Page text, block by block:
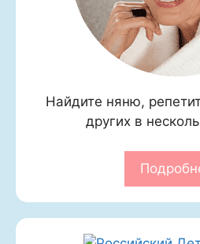
Найдите няню,
других в